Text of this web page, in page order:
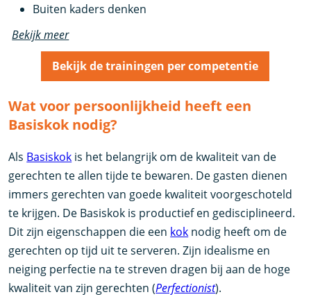
Buiten kaders denken
Bekijk meer
Bekijk de trainingen per competentie
Wat voor persoonlijkheid heeft een
Basiskok nodig?
Als Basiskok is het belangrijk om de kwaliteit van de
gerechten te allen tijde te bewaren. De gasten dienen
immers gerechten van goede kwaliteit voorgeschoteld
te krijgen. De Basiskok is productief en gedisciplineerd.
Dit zijn eigenschappen die een kok nodig heeft om de
gerechten op tijd uit te serveren. Zijn idealisme en
neiging perfectie na te streven dragen bij aan de hoge
kwaliteit van zijn gerechten (Perfectionist).